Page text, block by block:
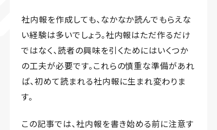
社内報を作成しても、なかなか読んでもらえな
い経験は多いでしょう。社内報はただ作るだけ
ではなく、読者の興味を引くためにはいくつか
の工夫が必要です。これらの慎重な準備があれ
ば、初めて読まれる社内報に生まれ変わりま
す。
この記事では、社内報を書き始める前に注意す